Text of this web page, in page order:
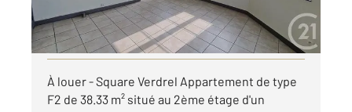
par mois charges comprises
Visiter le site dédié
À louer - Square Verdrel Appartement de type
F2 de 38.33 m² situé au 2ème étage d'un